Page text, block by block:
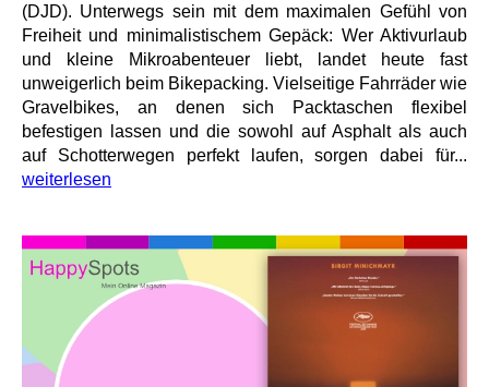
(DJD). Unterwegs sein mit dem maximalen Gefühl von
Freiheit und minimalistischem Gepäck: Wer Aktivurlaub
und kleine Mikroabenteuer liebt, landet heute fast
unweigerlich beim Bikepacking. Vielseitige Fahrräder wie
Gravelbikes, an denen sich Packtaschen flexibel
befestigen lassen und die sowohl auf Asphalt als auch
auf Schotterwegen perfekt laufen, sorgen dabei für...
weiterlesen